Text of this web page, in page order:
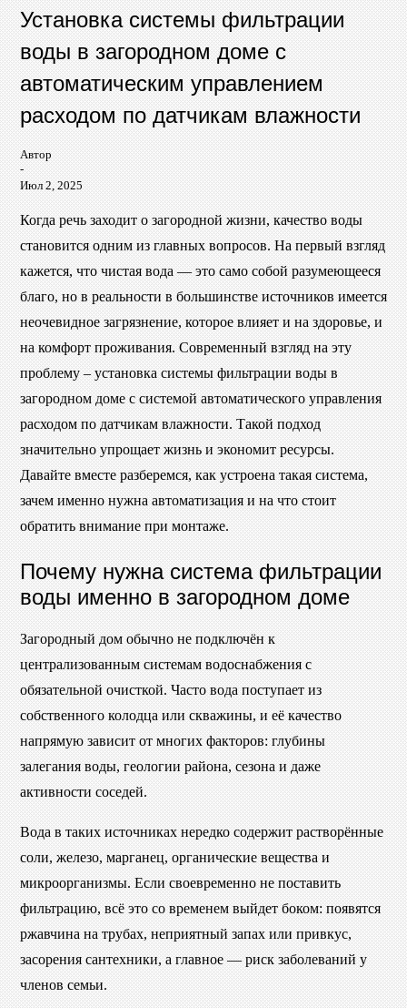
Установка системы фильтрации
воды в загородном доме с
автоматическим управлением
расходом по датчикам влажности
Автор
-
Июл 2, 2025
Когда речь заходит о загородной жизни, качество воды
становится одним из главных вопросов. На первый взгляд
кажется, что чистая вода — это само собой разумеющееся
благо, но в реальности в большинстве источников имеется
неочевидное загрязнение, которое влияет и на здоровье, и
на комфорт проживания. Современный взгляд на эту
проблему – установка системы фильтрации воды в
загородном доме с системой автоматического управления
расходом по датчикам влажности. Такой подход
значительно упрощает жизнь и экономит ресурсы.
Давайте вместе разберемся, как устроена такая система,
зачем именно нужна автоматизация и на что стоит
обратить внимание при монтаже.
Почему нужна система фильтрации
воды именно в загородном доме
Загородный дом обычно не подключён к
централизованным системам водоснабжения с
обязательной очисткой. Часто вода поступает из
собственного колодца или скважины, и её качество
напрямую зависит от многих факторов: глубины
залегания воды, геологии района, сезона и даже
активности соседей.
Вода в таких источниках нередко содержит растворённые
соли, железо, марганец, органические вещества и
микроорганизмы. Если своевременно не поставить
фильтрацию, всё это со временем выйдет боком: появятся
ржавчина на трубах, неприятный запах или привкус,
засорения сантехники, а главное — риск заболеваний у
членов семьи.